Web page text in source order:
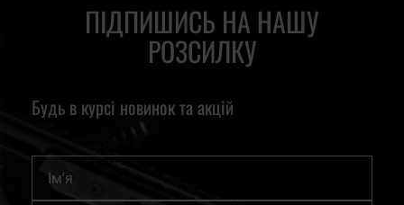
ПІДПИШИСЬ НА НАШУ
РОЗСИЛКУ
Будь в курсі новинок та акцій